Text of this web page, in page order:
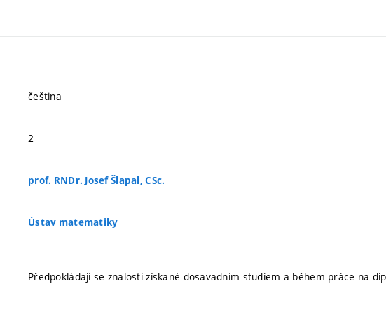
čeština
2
prof. RNDr. Josef Šlapal, CSc.
Ústav matematiky
Předpokládají se znalosti získané dosavadním studiem a během práce na